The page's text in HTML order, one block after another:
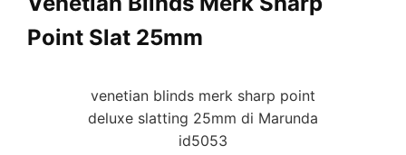
Point Slat 25mm
venetian blinds merk sharp point
deluxe slatting 25mm di Marunda
id5053